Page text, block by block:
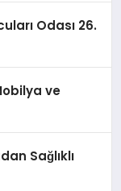
Odası 26.
ve
Sağlıklı